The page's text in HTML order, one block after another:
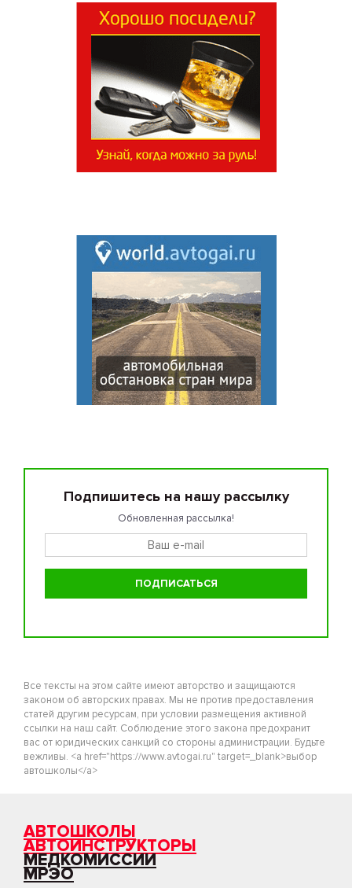
Подпишитесь на нашу рассылку
Обновленная рассылка!
Все тексты на этом сайте имеют авторство и защищаются
законом об авторских правах. Мы не против предоставления
статей другим ресурсам, при условии размещения активной
ссылки на наш сайт. Соблюдение этого закона предохранит
вас от юридических санкций со стороны администрации. Будьте
вежливы. <a href="https://www.avtogai.ru" target=_blank>выбор
автошколы</a>
АВТОШКОЛЫ
АВТОИНСТРУКТОРЫ
МЕДКОМИССИИ
МРЭО